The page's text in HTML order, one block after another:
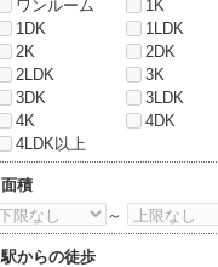
ワンルーム
1K
1DK
1LDK
2K
2DK
2LDK
3K
3DK
3LDK
4K
4DK
4LDK以上
面積
～
駅からの徒歩